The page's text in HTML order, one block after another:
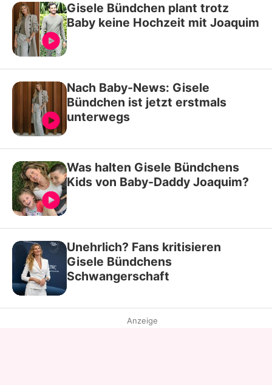
Gisele Bündchen plant trotz
Baby keine Hochzeit mit Joaquim
Nach Baby-News: Gisele
Bündchen ist jetzt erstmals
unterwegs
Was halten Gisele Bündchens
Kids von Baby-Daddy Joaquim?
Unehrlich? Fans kritisieren
Gisele Bündchens
Schwangerschaft
Anzeige